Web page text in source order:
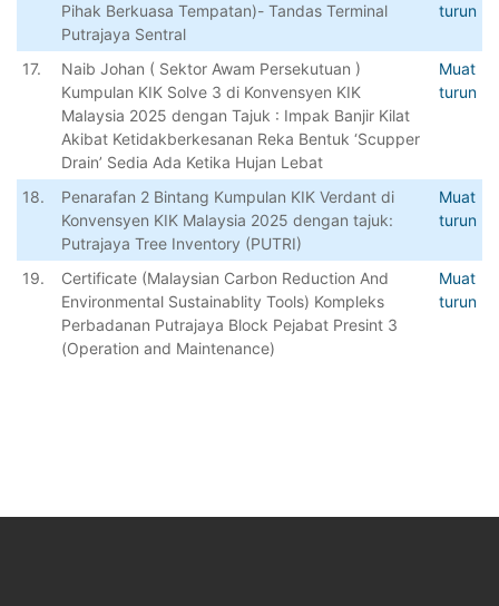
Pihak Berkuasa Tempatan)- Tandas Terminal
Putrajaya Sentral
turun
17.
Naib Johan ( Sektor Awam Persekutuan )
Kumpulan KIK Solve 3 di Konvensyen KIK
Malaysia 2025 dengan Tajuk : Impak Banjir Kilat
Akibat Ketidakberkesanan Reka Bentuk ‘Scupper
Drain’ Sedia Ada Ketika Hujan Lebat
Muat
turun
18.
Penarafan 2 Bintang Kumpulan KIK Verdant di
Konvensyen KIK Malaysia 2025 dengan tajuk:
Putrajaya Tree Inventory (PUTRI)
Muat
turun
19.
Certificate (Malaysian Carbon Reduction And
Environmental Sustainablity Tools) Kompleks
Perbadanan Putrajaya Block Pejabat Presint 3
(Operation and Maintenance)
Muat
turun